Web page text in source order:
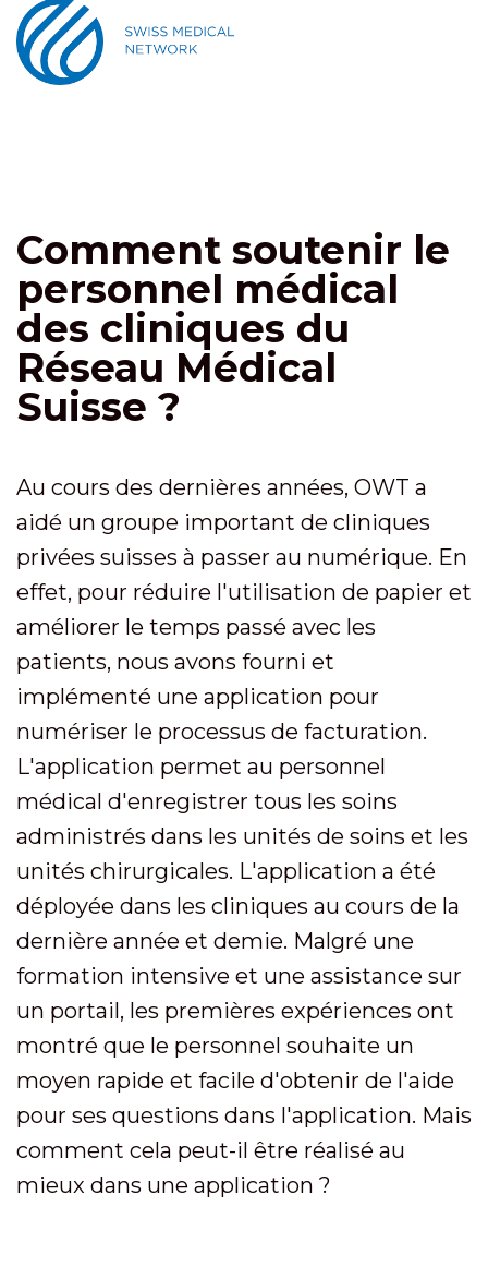
Comment soutenir le
personnel médical
des cliniques du
Réseau Médical
Suisse ?
Au cours des dernières années, OWT a
aidé un groupe important de cliniques
privées suisses à passer au numérique. En
effet, pour réduire l'utilisation de papier et
améliorer le temps passé avec les
patients, nous avons fourni et
implémenté une application pour
numériser le processus de facturation.
L'application permet au personnel
médical d'enregistrer tous les soins
administrés dans les unités de soins et les
unités chirurgicales. L'application a été
déployée dans les cliniques au cours de la
dernière année et demie. Malgré une
formation intensive et une assistance sur
un portail, les premières expériences ont
montré que le personnel souhaite un
moyen rapide et facile d'obtenir de l'aide
pour ses questions dans l'application. Mais
comment cela peut-il être réalisé au
mieux dans une application ?